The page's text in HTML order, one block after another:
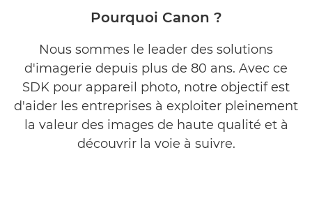
Pourquoi Canon ?
Nous sommes le leader des solutions
d'imagerie depuis plus de 80 ans. Avec ce
SDK pour appareil photo, notre objectif est
d'aider les entreprises à exploiter pleinement
la valeur des images de haute qualité et à
découvrir la voie à suivre.